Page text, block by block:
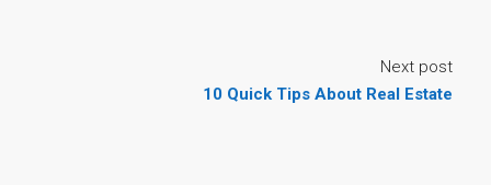
Next post
10 Quick Tips About Real Estate